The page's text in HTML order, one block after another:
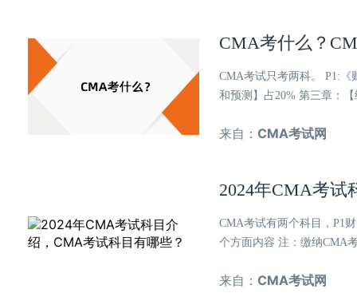
CMA考什么？
CMA考试只考两科。 P1:
和预测】占20% 第三章：
来自： CMA考试网
2024年CMA考试
CMA考试有两个科目，P1
个方面内容 注：缴纳CMA
来自： CMA考试网